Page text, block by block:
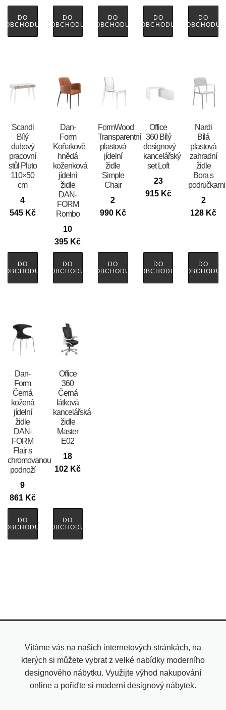
DO
OBCHODU
DO
OBCHODU
DO
OBCHODU
DO
OBCHODU
DO
OBCHODU
Scandi
Bílý
dubový
pracovní
stůl Pluto
110×50
cm
4
545 Kč
DO
OBCHODU
​​​​​Dan-
Form
Koňakově
hnědá
koženková
jídelní
židle
DAN-
FORM
Rombo
10
395 Kč
DO
OBCHODU
FormWood
Transparentní
plastová
jídelní
židle
Simple
Chair
2
990 Kč
DO
OBCHODU
Office
360 Bílý
designový
kancelářský
set Loft
23
915 Kč
DO
OBCHODU
Nardi
Bílá
plastová
zahradní
židle
Bora s
područkami
2
128 Kč
DO
OBCHODU
​​​​​Dan-
Form
Černá
kožená
jídelní
židle
DAN-
FORM
Flair s
chromovanou
podnoží
9
861 Kč
DO
OBCHODU
Office
360
Černá
látková
kancelářská
židle
Master
E02
18
102 Kč
DO
OBCHODU
Vítáme vás na našich internetových stránkách, na
kterých si můžete vybrat z velké nabídky moderního
designového nábytku. Využijte výhod nakupování
online a pořiďte si moderní designový nábytek.